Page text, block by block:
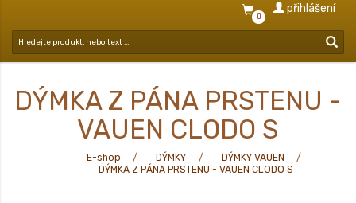
0
přihlášení
DÝMKA Z PÁNA PRSTENU -
VAUEN CLODO S
E-shop DÝMKY
DÝMKY VAUEN
DÝMKA Z PÁNA PRSTENU - VAUEN CLODO S